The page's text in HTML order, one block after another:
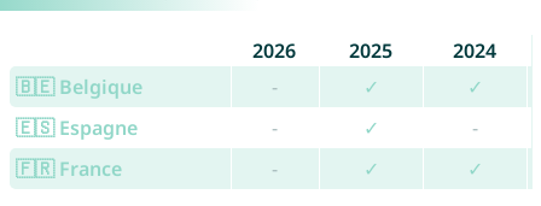
2026 2025
2024
🇧🇪 Belgique
- ✓
✓
🇪🇸 Espagne
- ✓
-
🇫🇷 France
- ✓ ✓